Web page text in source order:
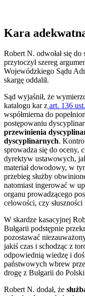
Kara
Robert N. odwołał się
przytoczył szereg
Wojewódzkiego Sądu
skargę oddalił.
Sąd wyjaśnił, że
katalogu kar z art. 136
współmierna do
postępowaniu
przewinienia
dyscyplinarnych.
sprowadza się do oceny,
dyrektyw ustawowych,
materiał dowodowy, w
przebieg służby
natomiast ingerować w
organu prowadzącego
celowości, czy
W skardze kasacyjnej
Bułgarii podstępnie
pozostawać
jakiś czas i schodząc z
odpowiednią wiedzę i
państwowych wbrew
drogę z Bułgarii do
Robert N. dodał, że